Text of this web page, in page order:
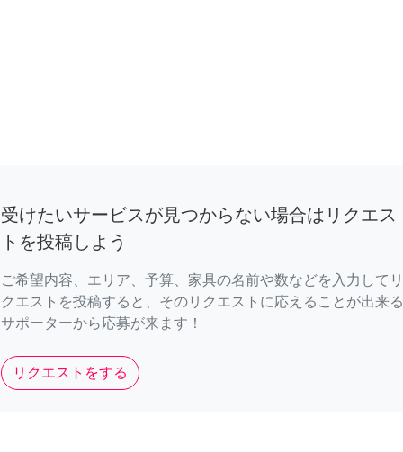
受けたいサービスが見つからない場合はリクエス
トを投稿しよう
ご希望内容、エリア、予算、家具の名前や数などを入力してリ
クエストを投稿すると、そのリクエストに応えることが出来る
サポーターから応募が来ます！
リクエストをする